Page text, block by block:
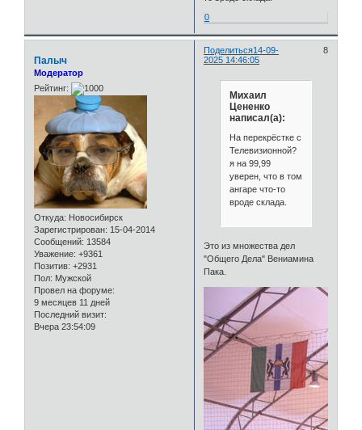
0
Поделиться 8
14-09-
2025 14:46:05
Палыч
Модератор
Рейтинг:
Откуда: Новосибирск
Зарегистрирован: 15-04-2014
Сообщений: 13584
Уважение: +9361
Позитив: +2931
Пол: Мужской
Провел на форуме:
9 месяцев 11 дней
Последний визит:
Вчера 23:54:09
Михаил
Цененко
написал(а):
На перекрёстке с
Телевизионной?
я на 99,99
уверен, что в том
ангаре что-то
вроде склада.
Это из множества дел
"Общего Дела" Вениамина
Пака.